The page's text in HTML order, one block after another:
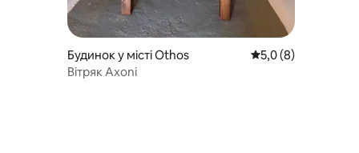
Будинок у місті Othos Середня оцінка:
5,0 (8)
Вітряк Axoni